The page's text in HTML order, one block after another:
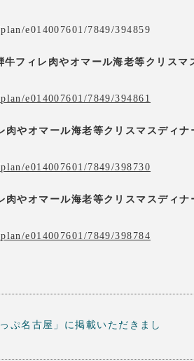
e014007601/7849/394859
フィレ肉やオマール海老等クリスマ
e014007601/7849/394861
やオマール海老等クリスマスディナ
e014007601/7849/398730
やオマール海老等クリスマスディナ
e014007601/7849/398784
ぷ名古屋」に掲載いただきまし